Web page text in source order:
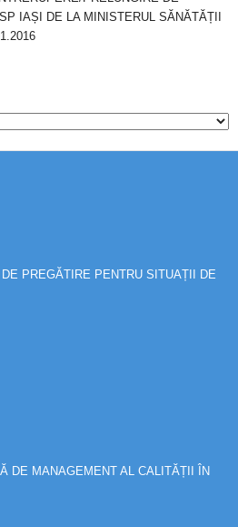
IAȘI DE LA MINISTERUL SĂNĂTĂȚII
PREGĂTIRE PENTRU SITUAȚII DE
DE MANAGEMENT AL CALITĂȚII ÎN